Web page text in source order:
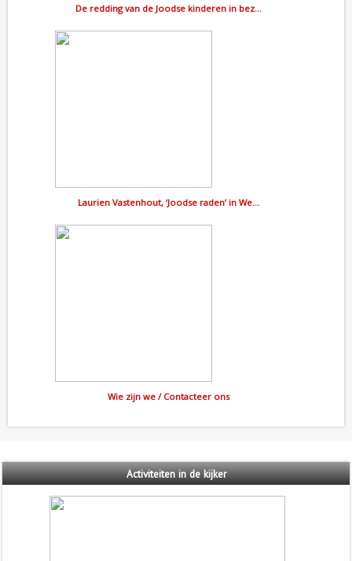
De redding van de Joodse kinderen in bez…
Laurien Vastenhout, ‘Joodse raden’ in We…
Wie zijn we / Contacteer ons
Activiteitenin de kijker